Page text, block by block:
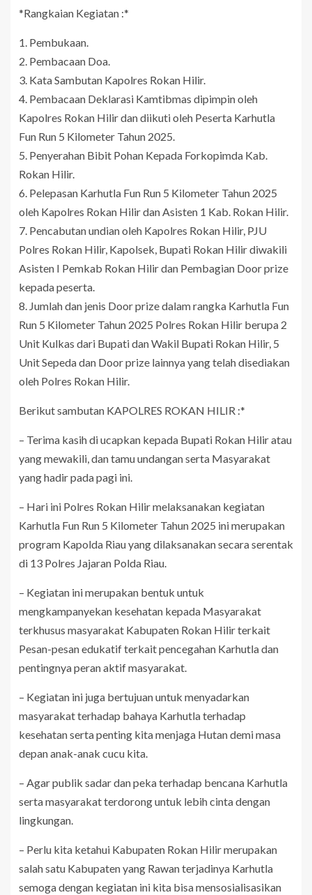
*Rangkaian Kegiatan :*
1. Pembukaan.
2. Pembacaan Doa.
3. Kata Sambutan Kapolres Rokan Hilir.
4. Pembacaan Deklarasi Kamtibmas dipimpin oleh
Kapolres Rokan Hilir dan diikuti oleh Peserta Karhutla
Fun Run 5 Kilometer Tahun 2025.
5. Penyerahan Bibit Pohan Kepada Forkopimda Kab.
Rokan Hilir.
6. Pelepasan Karhutla Fun Run 5 Kilometer Tahun 2025
oleh Kapolres Rokan Hilir dan Asisten 1 Kab. Rokan Hilir.
7. Pencabutan undian oleh Kapolres Rokan Hilir, PJU
Polres Rokan Hilir, Kapolsek, Bupati Rokan Hilir diwakili
Asisten I Pemkab Rokan Hilir dan Pembagian Door prize
kepada peserta.
8. Jumlah dan jenis Door prize dalam rangka Karhutla Fun
Run 5 Kilometer Tahun 2025 Polres Rokan Hilir berupa 2
Unit Kulkas dari Bupati dan Wakil Bupati Rokan Hilir, 5
Unit Sepeda dan Door prize lainnya yang telah disediakan
oleh Polres Rokan Hilir.
Berikut sambutan KAPOLRES ROKAN HILIR :*
– Terima kasih di ucapkan kepada Bupati Rokan Hilir atau
yang mewakili, dan tamu undangan serta Masyarakat
yang hadir pada pagi ini.
– Hari ini Polres Rokan Hilir melaksanakan kegiatan
Karhutla Fun Run 5 Kilometer Tahun 2025 ini merupakan
program Kapolda Riau yang dilaksanakan secara serentak
di 13 Polres Jajaran Polda Riau.
– Kegiatan ini merupakan bentuk untuk
mengkampanyekan kesehatan kepada Masyarakat
terkhusus masyarakat Kabupaten Rokan Hilir terkait
Pesan-pesan edukatif terkait pencegahan Karhutla dan
pentingnya peran aktif masyarakat.
– Kegiatan ini juga bertujuan untuk menyadarkan
masyarakat terhadap bahaya Karhutla terhadap
kesehatan serta penting kita menjaga Hutan demi masa
depan anak-anak cucu kita.
– Agar publik sadar dan peka terhadap bencana Karhutla
serta masyarakat terdorong untuk lebih cinta dengan
lingkungan.
– Perlu kita ketahui Kabupaten Rokan Hilir merupakan
salah satu Kabupaten yang Rawan terjadinya Karhutla
semoga dengan kegiatan ini kita bisa mensosialisasikan